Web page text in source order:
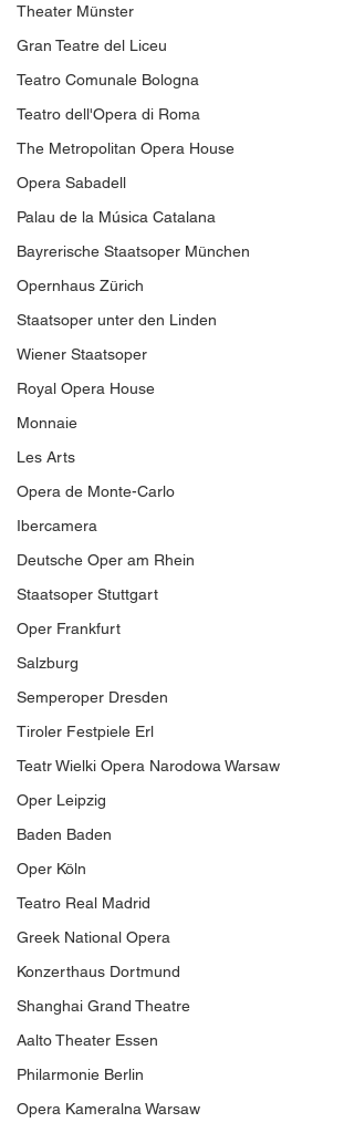
Theater Münster
Gran Teatre del Liceu
Teatro Comunale Bologna
Teatro dell'Opera di Roma
The Metropolitan Opera House
Opera Sabadell
Palau de la Música Catalana
Bayrerische Staatsoper München
Opernhaus Zürich
Staatsoper unter den Linden
Wiener Staatsoper
Royal Opera House
Monnaie
Les Arts
Opera de Monte-Carlo
Ibercamera
Deutsche Oper am Rhein
Staatsoper Stuttgart
Oper Frankfurt
Salzburg
Semperoper Dresden
Tiroler Festpiele Erl
Teatr Wielki Opera Narodowa Warsaw
Oper Leipzig
Baden Baden
Oper Köln
Teatro Real Madrid
Greek National Opera
Konzerthaus Dortmund
Shanghai Grand Theatre
Aalto Theater Essen
Philarmonie Berlin
Opera Kameralna Warsaw